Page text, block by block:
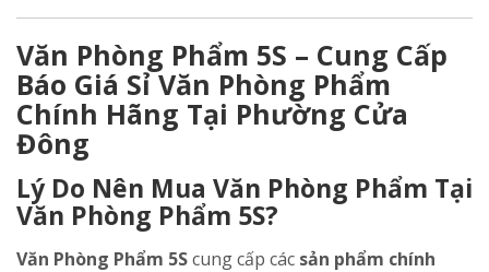
Văn Phòng Phẩm 5S – Cung Cấp
Báo Giá Sỉ Văn Phòng Phẩm
Chính Hãng Tại Phường Cửa
Đông
Lý Do Nên Mua Văn Phòng Phẩm Tại
Văn Phòng Phẩm 5S?
Văn Phòng Phẩm 5Scung cấp các sản phẩm chính